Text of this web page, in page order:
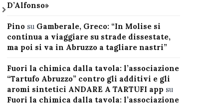
D’Alfonso»
Pinosu Gamberale, Greco: “In Molise si
continua a viaggiare su strade dissestate,
ma poi si va in Abruzzo a tagliare nastri”
Fuori la chimica dalla tavola: l’associazione
“Tartufo Abruzzo” contro gli additivi e gli
aromi sintetici ANDARE A TARTUFI app su
Fuori la chimica dalla tavola: l’associazione